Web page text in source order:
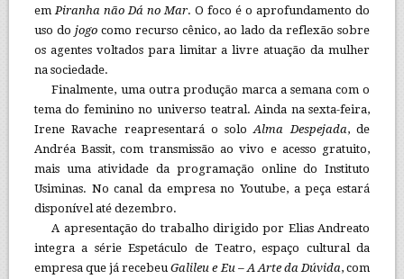
em Piranha não Dá no Mar. O foco é o aprofundamento do
uso do jogocomo recurso cênico, ao lado da reflexão sobre
os agentes voltados para limitar a livre atuação da mulher
na sociedade.
Finalmente, uma outra produção marca a semana com o
tema do feminino no universo teatral. Ainda na sexta-feira,
Irene Ravache reapresentará o soloAlma Despejada, de
Andréa Bassit, com transmissão ao vivo e acesso gratuito,
mais uma atividade da programação online do Instituto
Usiminas. No canal da empresa no Youtube, a peça estará
disponível até dezembro.
A apresentação do trabalho dirigido por Elias Andreato
integra a série Espetáculo de Teatro, espaço cultural da
empresa que já recebeuGalileu e Eu – A Arte da Dúvida, com